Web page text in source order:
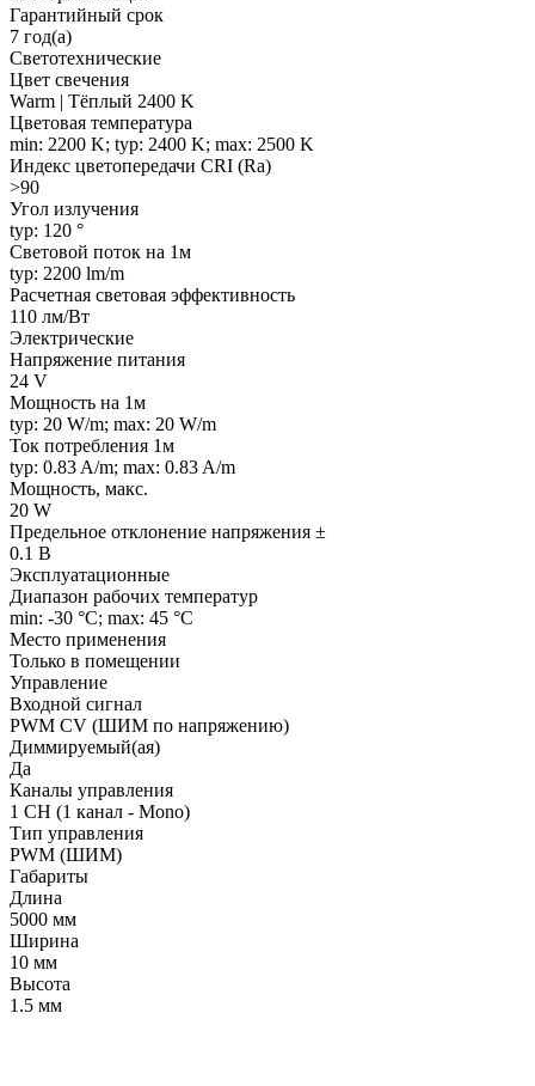
Гарантийный срок
7 год(а)
Светотехнические
Цвет свечения
Warm | Тёплый 2400 K
Цветовая температура
min: 2200 K; typ: 2400 K; max: 2500 K
Индекс цветопередачи CRI (Ra)
>90
Угол излучения
typ: 120 °
Световой поток на 1м
typ: 2200 lm/m
Расчетная световая эффективность
110 лм/Вт
Электрические
Напряжение питания
24 V
Мощность на 1м
typ: 20 W/m; max: 20 W/m
Ток потребления 1м
typ: 0.83 A/m; max: 0.83 A/m
Мощность, макс.
20 W
Предельное отклонение напряжения ±
0.1 В
Эксплуатационные
Диапазон рабочих температур
min: -30 °C; max: 45 °C
Место применения
Только в помещении
Управление
Входной сигнал
PWM СV (ШИМ по напряжению)
Диммируемый(ая)
Да
Каналы управления
1 CH (1 канал - Mono)
Тип управления
PWM (ШИМ)
Габариты
Длина
5000 мм
Ширина
10 мм
Высота
1.5 мм